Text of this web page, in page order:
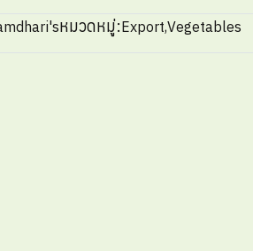
หมวดหมู่:Export,Vegetables